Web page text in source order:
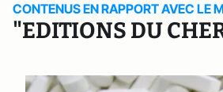
CONTENUS EN RAPPORT AVEC LE
"EDITIONS DU